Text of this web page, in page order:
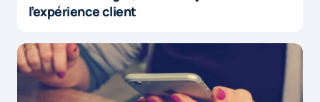
l’expérience client